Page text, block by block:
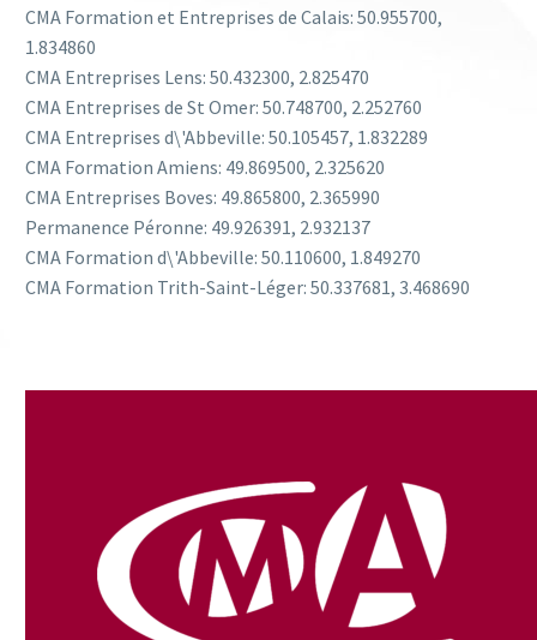
CMA Formation et Entreprises de Calais: 50.955700,
1.834860
CMA Entreprises Lens: 50.432300, 2.825470
CMA Entreprises de St Omer: 50.748700, 2.252760
CMA Entreprises d\'Abbeville: 50.105457, 1.832289
CMA Formation Amiens: 49.869500, 2.325620
CMA Entreprises Boves: 49.865800, 2.365990
Permanence Péronne: 49.926391, 2.932137
CMA Formation d\'Abbeville: 50.110600, 1.849270
CMA Formation Trith-Saint-Léger: 50.337681, 3.468690